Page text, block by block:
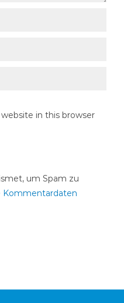
in this browser
um Spam zu
Kommentardaten